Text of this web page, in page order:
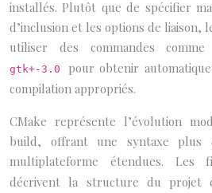
installés. Plutôt que de spécifier
d’inclusion et les options de liaison,
utiliser des commandes comme
gtk+-3.0 pour obtenir
compilation appropriés.
CMake représente l’évolution
build, offrant une syntaxe plus
multiplateforme étendues. Les
décrivent la structure du projet